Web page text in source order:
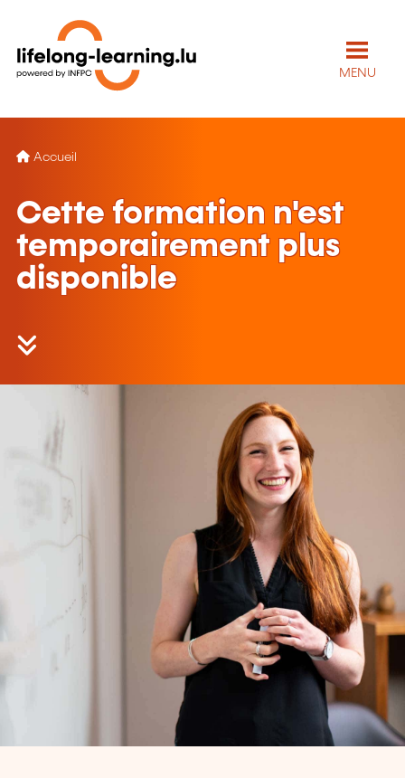
MENU
Accueil
Cette formation n'est
temporairement plus
disponible